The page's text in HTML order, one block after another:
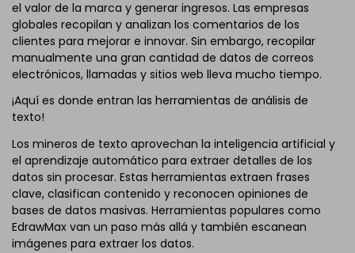
el valor de la marca y generar ingresos. Las empresas
globales recopilan y analizan los comentarios de los
clientes para mejorar e innovar. Sin embargo, recopilar
manualmente una gran cantidad de datos de correos
electrónicos, llamadas y sitios web lleva mucho tiempo.
¡Aquí es donde entran las herramientas de análisis de
texto!
Los mineros de texto aprovechan la inteligencia artificial y
el aprendizaje automático para extraer detalles de los
datos sin procesar. Estas herramientas extraen frases
clave, clasifican contenido y reconocen opiniones de
bases de datos masivas. Herramientas populares como
EdrawMax van un paso más allá y también escanean
imágenes para extraer los datos.